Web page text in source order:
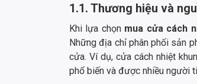
1.1. Thương hiệu và
Khi lựa chọn mua cửa cách
Những địa chỉ phân phối sản
cửa. Ví dụ, cửa cách nhiệt
phổ biến và được nhiều người